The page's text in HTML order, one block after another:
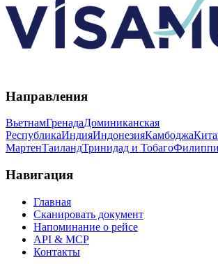
Направления
ВьетнамГренадаДоминиканская
РеспубликаИндияИндонезияКамбоджа
МартенТаиландТринидад и Тобаго
Навигация
Главная
Сканировать документ
Напоминание о рейсе
API & MCP
Контакты